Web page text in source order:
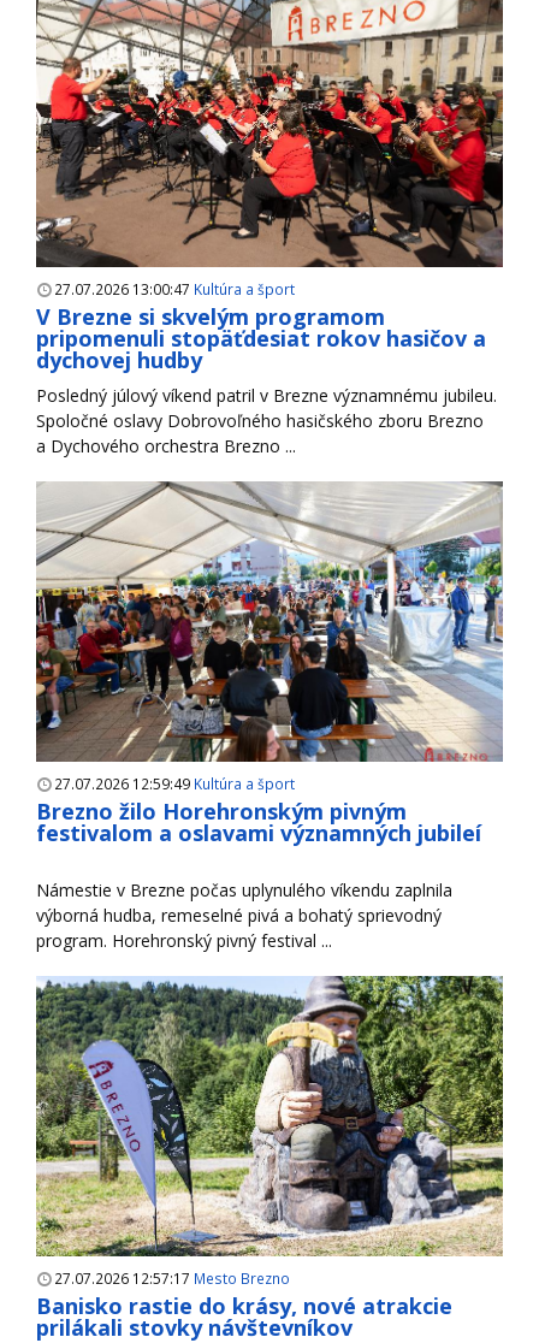
27.07.2026 13:00:47 Kultúra a šport
V Brezne si skvelým programom
pripomenuli stopäťdesiat rokov hasičov a
dychovej hudby
Posledný júlový víkend patril v Brezne významnému jubileu.
Spoločné oslavy Dobrovoľného hasičského zboru Brezno
a Dychového orchestra Brezno ...
27.07.2026 12:59:49 Kultúra a šport
Brezno žilo Horehronským pivným
festivalom a oslavami významných jubileí
Námestie v Brezne počas uplynulého víkendu zaplnila
výborná hudba, remeselné pivá a bohatý sprievodný
program. Horehronský pivný festival ...
27.07.2026 12:57:17 Mesto Brezno
Banisko rastie do krásy, nové atrakcie
prilákali stovky návštevníkov